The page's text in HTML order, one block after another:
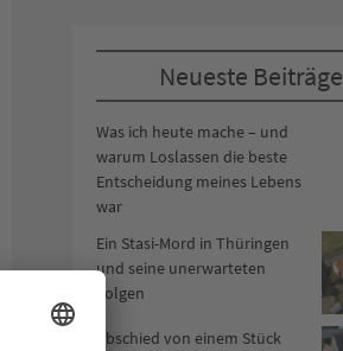
Neueste Beiträge
Was ich heute mache – und
warum Loslassen die beste
Entscheidung meines Lebens
war
Ein Stasi-Mord in Thüringen
und seine unerwarteten
Folgen
Abschied von einem Stück